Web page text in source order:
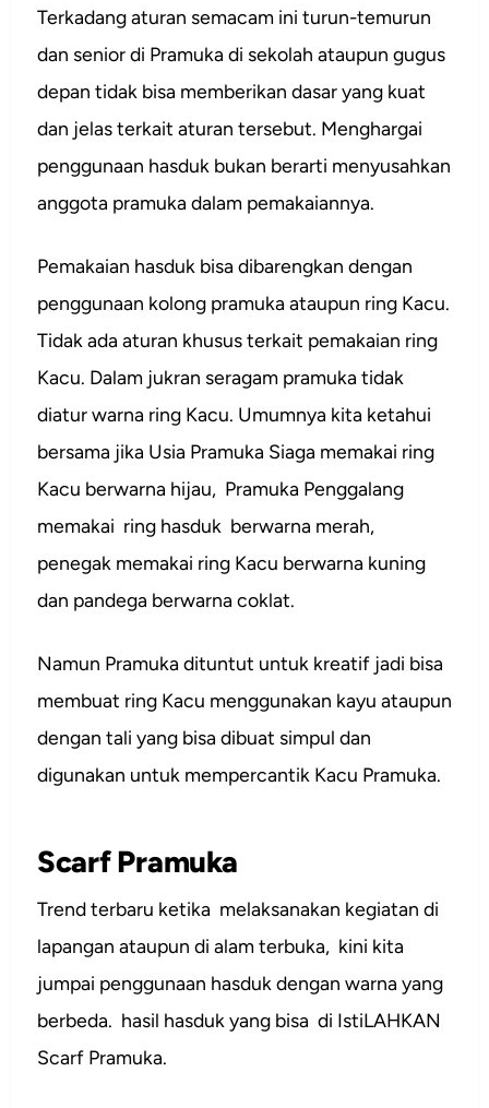
Terkadang aturan semacam ini turun-temurun
dan senior di Pramuka di sekolah ataupun gugus
depan tidak bisa memberikan dasar yang kuat
dan jelas terkait aturan tersebut. Menghargai
penggunaan hasduk bukan berarti menyusahkan
anggota pramuka dalam pemakaiannya.
Pemakaian hasduk bisa dibarengkan dengan
penggunaan kolong pramuka ataupun ring Kacu.
Tidak ada aturan khusus terkait pemakaian ring
Kacu. Dalam jukran seragam pramuka tidak
diatur warna ring Kacu. Umumnya kita ketahui
bersama jika Usia Pramuka Siaga memakai ring
Kacu berwarna hijau, Pramuka Penggalang
memakai ring hasduk berwarna merah,
penegak memakai ring Kacu berwarna kuning
dan pandega berwarna coklat.
Namun Pramuka dituntut untuk kreatif jadi bisa
membuat ring Kacu menggunakan kayu ataupun
dengan tali yang bisa dibuat simpul dan
digunakan untuk mempercantik Kacu Pramuka.
Scarf Pramuka
Trend terbaru ketika melaksanakan kegiatan di
lapangan ataupun di alam terbuka, kini kita
jumpai penggunaan hasduk dengan warna yang
berbeda. hasil hasduk yang bisa di IstiLAHKAN
Scarf Pramuka.